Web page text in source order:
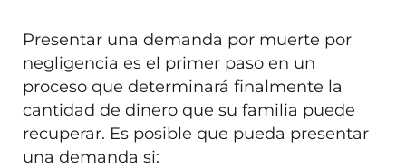
Presentar una demanda por muerte por
negligencia es el primer paso en un
proceso que determinará finalmente la
cantidad de dinero que su familia puede
recuperar. Es posible que pueda presentar
una demanda si: